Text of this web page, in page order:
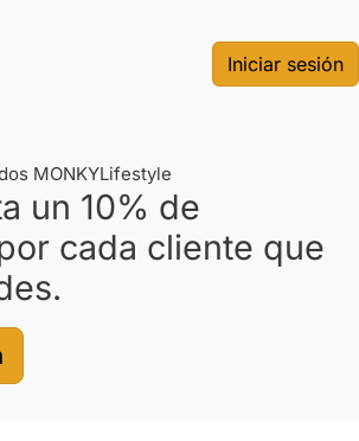
Iniciar sesión
MONKYLifestyle
un 10% de
cada cliente que